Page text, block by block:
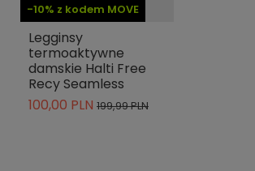
-10% z kodem MOVE
Legginsy
termoaktywne
damskie Halti Free
Recy Seamless
100,00 PLN 199,99 PLN